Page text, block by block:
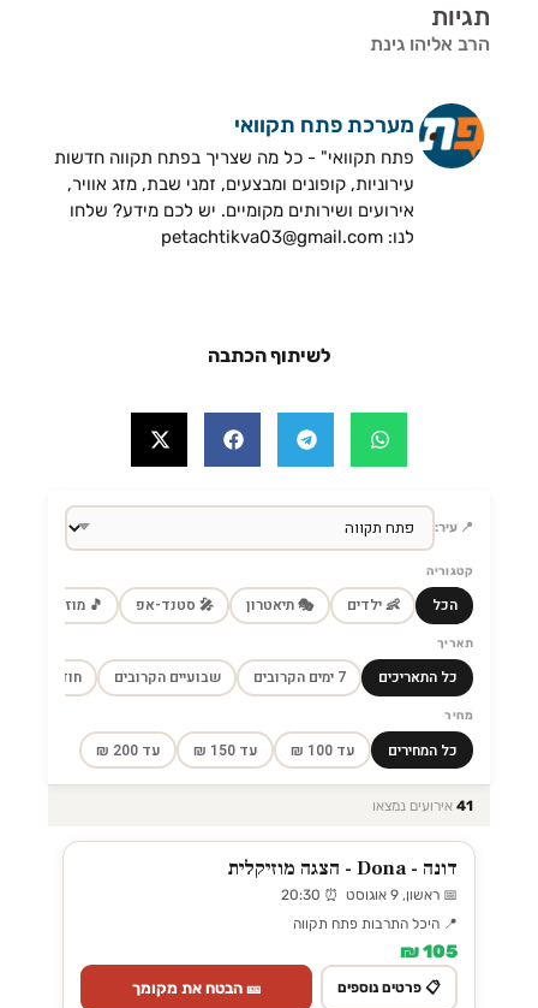
תגיות
הרב אליהו גינת
מערכת פתח תקוואי
פתח תקוואי" - כל מה שצריך בפתח תקווה חדשות
עירוניות, קופונים ומבצעים, זמני שבת, מזג אוויר,
אירועים ושירותים מקומיים. יש לכם מידע? שלחו
לנו: petachtikva03@gmail.com
לשיתוף הכתבה
📍 עיר:
קטגוריה
הכל 👶 ילדים 🎭 תיאטרון 🎤 סטנד-אפ 🎵 מוזיקה
תאריך
כל התאריכים 7 ימים הקרובים שבועיים הקרובים חודש הקרוב
מחיר
כל המחירים עד 100 ₪ עד 150 ₪ עד 200 ₪
41 אירועים נמצאו
דונה - Dona - הצגה מוזיקלית
📅 ראשון, 9 אוגוסט ⏰ 20:30
📍 היכל התרבות פתח תקווה
105 ₪
📋 פרטים נוספים 🎫 הבטח את מקומך